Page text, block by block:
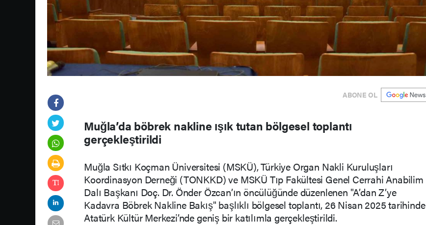
ABONE OL
Muğla’da böbrek nakline ışık tutan bölgesel toplantı
gerçekleştirildi
Muğla Sıtkı Koçman Üniversitesi (MSKÜ), Türkiye Organ Nakli Kuruluşları
Koordinasyon Derneği (TONKKD) ve MSKÜ Tıp Fakültesi Genel Cerrahi Anabilim
Dalı Başkanı Doç. Dr. Önder Özcan’ın öncülüğünde düzenlenen "A’dan Z’ye
Kadavra Böbrek Nakline Bakış" başlıklı bölgesel toplantı, 26 Nisan 2025 tarihinde
Atatürk Kültür Merkezi’nde geniş bir katılımla gerçekleştirildi.